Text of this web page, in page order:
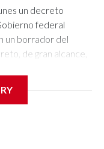
un decreto
federal
un borrador del
de gran alcance,
en tres
se administre en
consenso